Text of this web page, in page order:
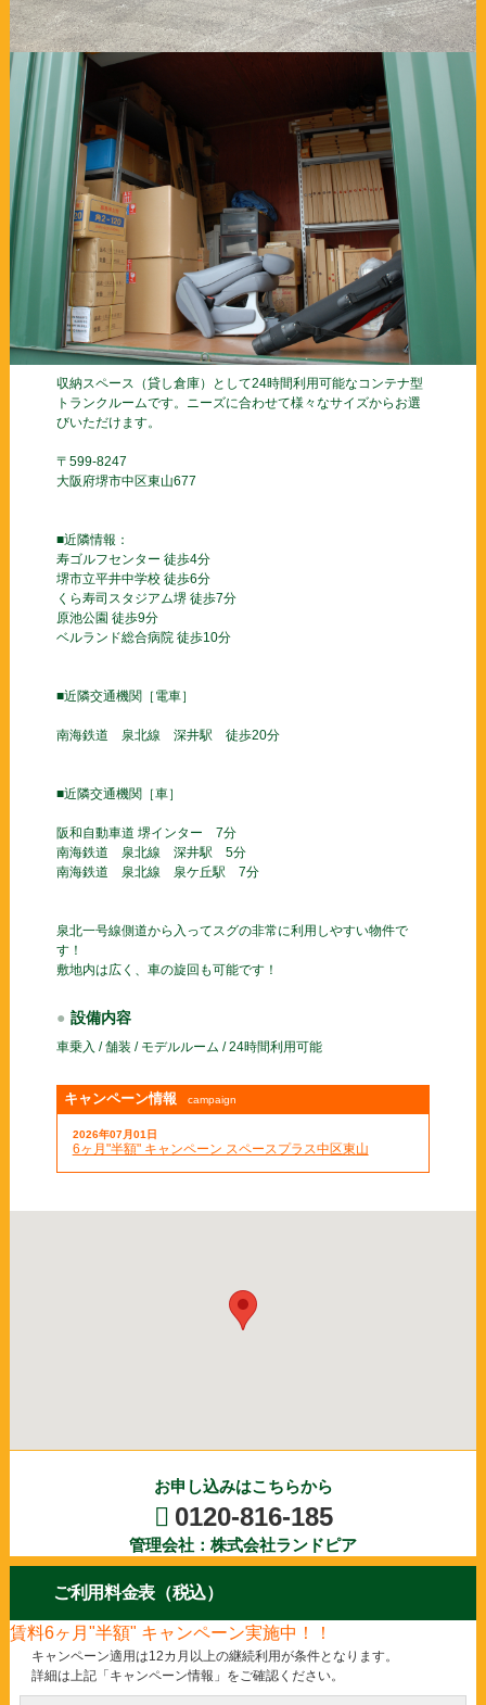
収納スペース（貸し倉庫）として24時間利用可能なコンテナ型
トランクルームです。ニーズに合わせて様々なサイズからお選
びいただけます。
〒599-8247
大阪府堺市中区東山677
■近隣情報：
寿ゴルフセンター 徒歩4分
堺市立平井中学校 徒歩6分
くら寿司スタジアム堺 徒歩7分
原池公園 徒歩9分
ベルランド総合病院 徒歩10分
■近隣交通機関［電車］
南海鉄道 泉北線 深井駅 徒歩20分
■近隣交通機関［車］
阪和自動車道 堺インター 7分
南海鉄道 泉北線 深井駅 5分
南海鉄道 泉北線 泉ケ丘駅 7分
泉北一号線側道から入ってスグの非常に利用しやすい物件で
す！
敷地内は広く、車の旋回も可能です！
設備内容
車乗入 / 舗装 / モデルルーム / 24時間利用可能
キャンペーン情報 campaign
2026年07月01日
6ヶ月"半額" キャンペーン スペースプラス中区東山
お申し込みはこちらから
0120-816-185
管理会社：株式会社ランドピア
ご利用料金表（税込）
賃料6ヶ月"半額" キャンペーン実施中！！
キャンペーン適用は12カ月以上の継続利用が条件となります。
詳細は上記「キャンペーン情報」をご確認ください。